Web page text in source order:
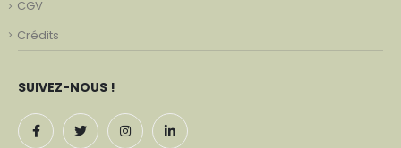
CGV
Crédits
SUIVEZ-NOUS !